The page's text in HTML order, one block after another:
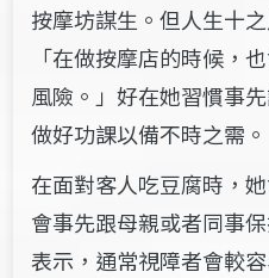
按摩坊謀生。但人生十
「在做按摩店的時候，
風險。」好在她習慣事
做好功課以備不時之需。
在面對客人吃豆腐時，
會事先跟母親或者同事
表示，通常視障者會較